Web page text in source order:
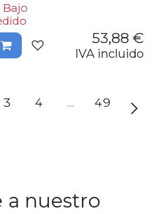
Bajo
53,88 €
IVA incluido
3 4 … 49
a nuestro